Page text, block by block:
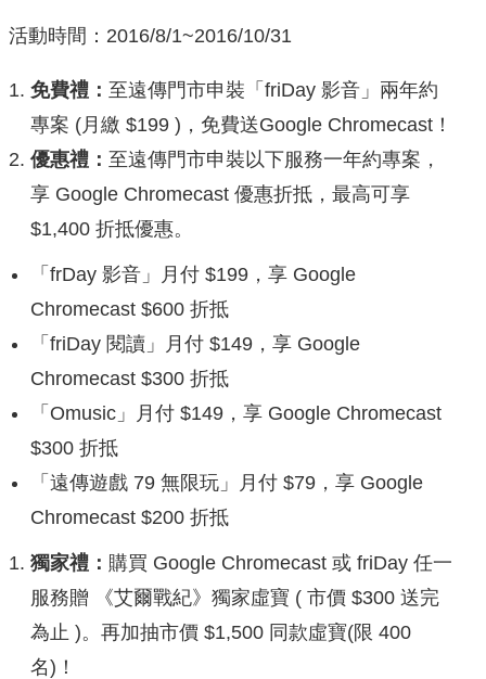
活動時間：2016/8/1~2016/10/31
免費禮 ： 至遠傳門市申裝「friDay 影音」兩年約
專案 (月繳 $199 )，免費送Google Chromecast！
優惠禮 ： 至遠傳門市申裝以下服務一年約專案，
享 Google Chromecast 優惠折抵，最高可享
$1,400 折抵優惠。
「frDay 影音」月付 $199，享 Google
Chromecast $600 折抵
「friDay 閱讀」月付 $149，享 Google
Chromecast $300 折抵
「Omusic」月付 $149，享 Google Chromecast
$300 折抵
「遠傳遊戲 79 無限玩」月付 $79，享 Google
Chromecast $200 折抵
獨家禮 ： 購買 Google Chromecast 或 friDay 任一
服務贈 《艾爾戰紀》獨家虛寶 ( 市價 $300 送完
為止 )。再加抽市價 $1,500 同款虛寶(限 400
名)！